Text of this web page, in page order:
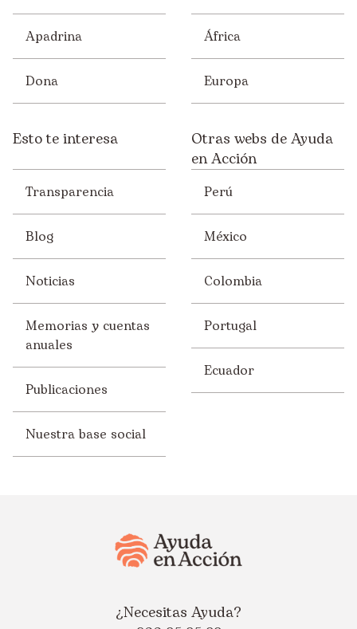
Apadrina
Dona
África
Europa
Esto te interesa
Transparencia
Blog
Noticias
Memorias y cuentas
anuales
Publicaciones
Nuestra base social
Otras webs de Ayuda
en Acción
Perú
México
Colombia
Portugal
Ecuador
¿Necesitas Ayuda?